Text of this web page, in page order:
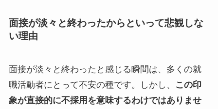
面接が淡々と終わったからといって悲観しな
い理由
面接が淡々と終わったと感じる瞬間は、多くの就
職活動者にとって不安の種です。しかし、
この印
象が直接的に不採用を意味するわけではありませ